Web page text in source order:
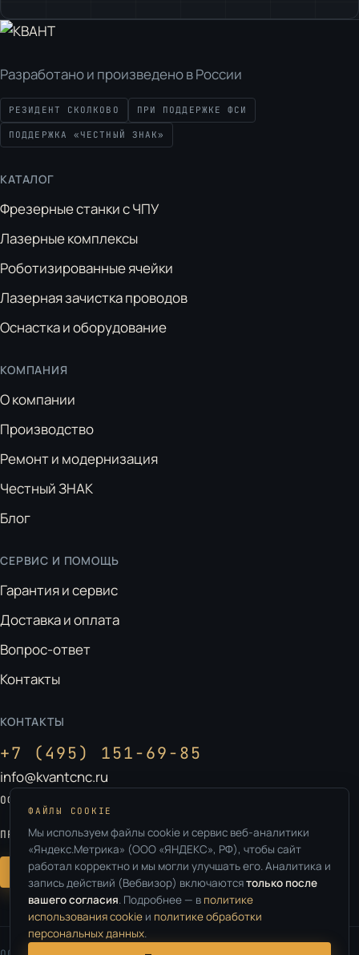
Разработано и произведено в России
РЕЗИДЕНТ СКОЛКОВО ПРИ ПОДДЕРЖКЕ ФСИ
ПОДДЕРЖКА «ЧЕСТНЫЙ ЗНАК»
КАТАЛОГ
Фрезерные станки с ЧПУ
Лазерные комплексы
Роботизированные ячейки
Лазерная зачистка проводов
Оснастка и оборудование
КОМПАНИЯ
О компании
Производство
Ремонт и модернизация
Честный ЗНАК
Блог
СЕРВИС И ПОМОЩЬ
Гарантия и сервис
Доставка и оплата
Вопрос-ответ
Контакты
КОНТАКТЫ
+7 (495) 151-69-85
info@kvantcnc.ru
ОФИС:
ПРОИЗВОДСТВО:Владимирская обл., г. Ковров
Оставить заявку
ФАЙЛЫ COOKIE
Мы используем файлы cookie и сервис веб-аналитики
«Яндекс.Метрика» (ООО «ЯНДЕКС», РФ), чтобы сайт
работал корректно и мы могли улучшать его. Аналитика и
запись действий (Вебвизор) включаютсятолько после
вашего согласия. Подробнее — в политике
использования cookie и политике обработки
персональных данных.